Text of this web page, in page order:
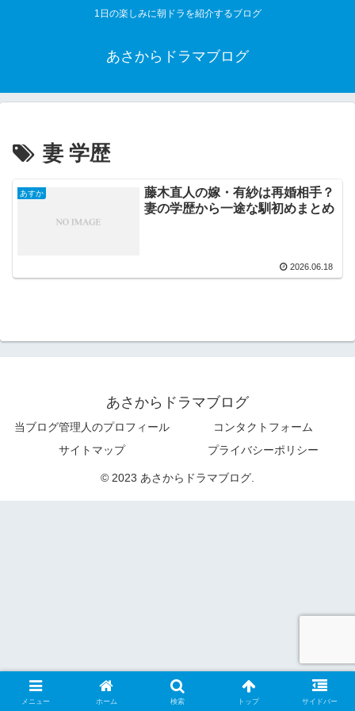
1日の楽しみに朝ドラを紹介するブログ
あさからドラマブログ
妻 学歴
あすか
藤木直人の嫁・有紗は再婚相手？
妻の学歴から一途な馴初めまとめ
2026.06.18
あさからドラマブログ
当ブログ管理人のプロフィール
コンタクトフォーム
サイトマップ
プライバシーポリシー
© 2023 あさからドラマブログ.
メニュー ホーム 検索 トップ サイドバー